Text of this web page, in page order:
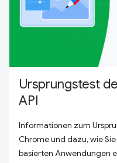
Ursprungstest
API
Informationen zum
Chrome und dazu, wie
basierten Anwendungen